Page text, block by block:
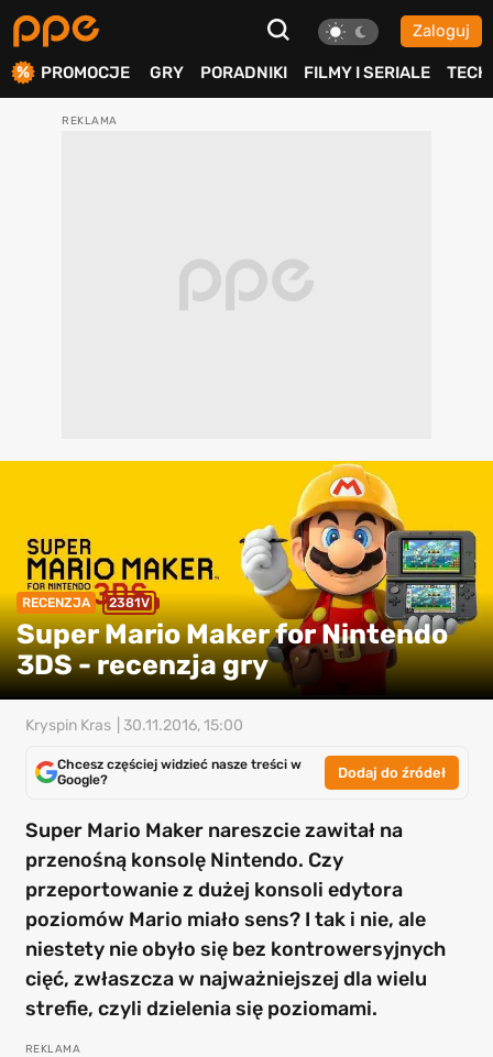
Zaloguj
PROMOCJE GRY PORADNIKI FILMY I SERIALE TECH
RECENZJA 2381V
Super Mario Maker for Nintendo
3DS - recenzja gry
Kryspin Kras | 30.11.2016, 15:00
Chcesz częściej widzieć nasze treści w
Google?
Dodaj do źródeł
Super Mario Maker nareszcie zawitał na
przenośną konsolę Nintendo. Czy
przeportowanie z dużej konsoli edytora
poziomów Mario miało sens? I tak i nie, ale
niestety nie obyło się bez kontrowersyjnych
cięć, zwłaszcza w najważniejszej dla wielu
strefie, czyli dzielenia się poziomami.